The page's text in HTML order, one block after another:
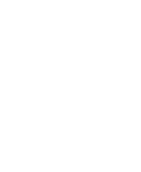
конструкцию, включающую
не входят и
нужного количества и
типы конструкций: